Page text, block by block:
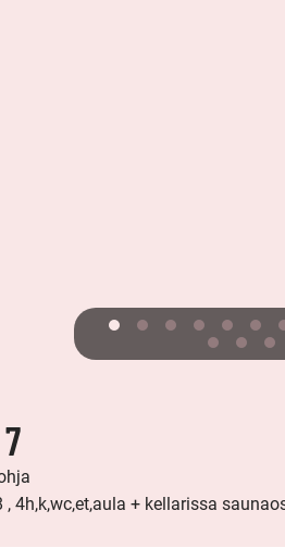
, 4h,k,wc,et,aula + kellarissa